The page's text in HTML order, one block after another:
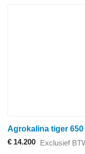
Agrokalina tiger 650
€ 14.200 Exclusief